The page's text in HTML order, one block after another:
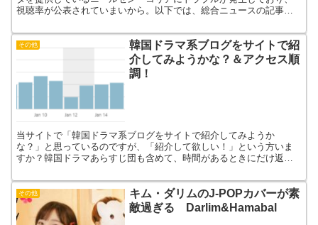
視聴率が公表されていまいから。以下では、総合ニュースの記事を
その他
韓国ドラマ系ブログをサイトで紹
介してみようかな？＆アクセス順
調！
当サイトで「韓国ドラマ系ブログをサイトで紹介してみようか
な？」と思っているのですが、「紹介して欲しい！」という方いま
すか？韓国ドラマあらすじ団も含めて、時間があるときにだけ返信
ちらから紹介してみようかと。
その他
キム・ダリムのJ-POPカバーが素
敵過ぎる Darlim&Hamabal